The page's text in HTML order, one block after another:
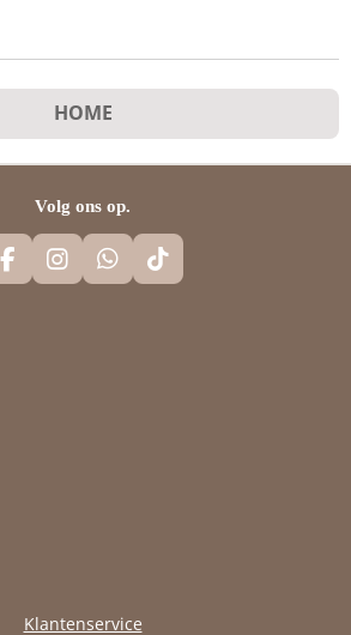
HOME
Volg ons op.
F
A
I
N
W
H
T
I
Klantenservice